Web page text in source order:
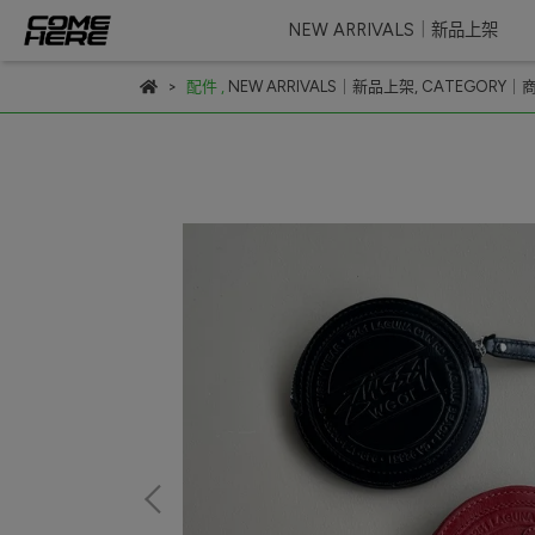
NEW ARRIVALS｜新品上架
配件, NEW ARRIVALS｜新品上架, CATEGORY｜